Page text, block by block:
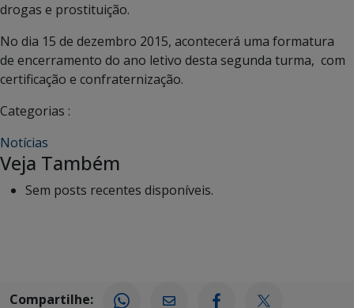
drogas e prostituição.
No dia 15 de dezembro 2015, acontecerá uma formatura
de encerramento do ano letivo desta segunda turma, com
certificação e confraternização.
Categorias :
Notícias
Veja Também
Sem posts recentes disponíveis.
Compartilhe: